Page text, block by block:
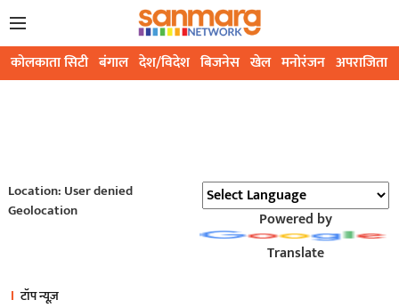
कोलकाता सिटी बंगाल देश/विदेश बिजनेस खेल मनोरंजन अपराजिता
Location: User denied
Geolocation
Powered by
Translate
टॉप न्यूज़